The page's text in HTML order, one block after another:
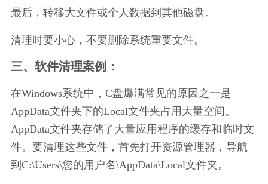
最后，转移大文件或个人数据到其他磁盘。
清理时要小心，不要删除系统重要文件。
三、软件清理案例：
在Windows系统中，C盘爆满常见的原因之一是
AppData文件夹下的Local文件夹占用大量空间。
AppData文件夹存储了大量应用程序的缓存和临时文
件。要清理这些文件，首先打开资源管理器，导航
到C:\Users\您的用户名\AppData\Local文件夹。